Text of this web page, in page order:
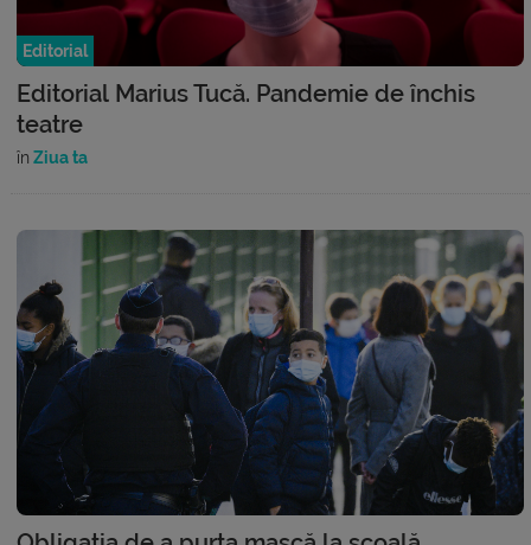
Editorial
Editorial Marius Tucă. Pandemie de închis
teatre
în Ziua ta